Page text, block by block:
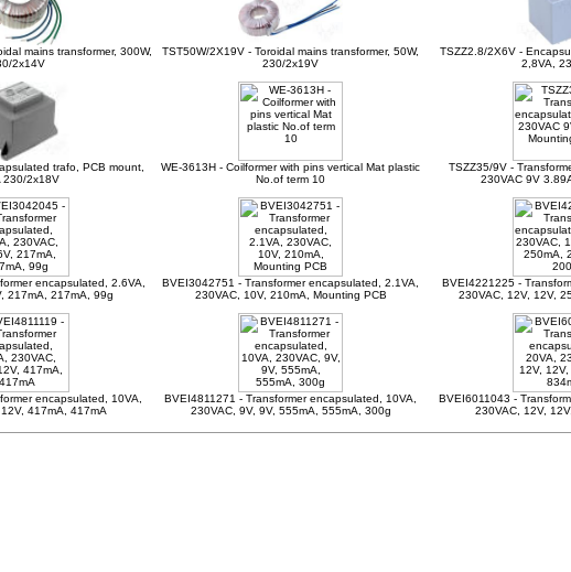
mains transformer, 300W,
2x14V
TST50W/2X19V - Toroidal mains transformer, 50W,
230/2x19V
TSZZ2.8/2X6V -
2,8VA,
trafo, PCB mount,
230/2x18V
WE-3613H - Coilformer with pins vertical Mat plastic
No.of term 10
TSZZ35/9V -
230VAC 9V
encapsulated, 2.6VA,
217mA, 217mA, 99g
BVEI3042751 - Transformer encapsulated, 2.1VA,
230VAC, 10V, 210mA, Mounting PCB
BVEI4221225 -
230VAC, 12V, 12V,
encapsulated, 10VA,
417mA, 417mA
BVEI4811271 - Transformer encapsulated, 10VA,
230VAC, 9V, 9V, 555mA, 555mA, 300g
BVEI6011043 -
230VAC, 12V,